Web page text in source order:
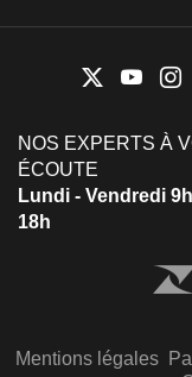
NOS EXPERTS À
ÉCOUTE
Lundi - Vendredi
18h
Mentions légales